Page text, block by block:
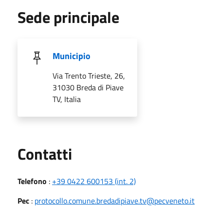
Sede principale
Municipio
Via Trento Trieste, 26,
31030 Breda di Piave
TV, Italia
Contatti
Telefono : +39 0422 600153 (int. 2)
Pec : protocollo.comune.bredadipiave.tv@pecveneto.it